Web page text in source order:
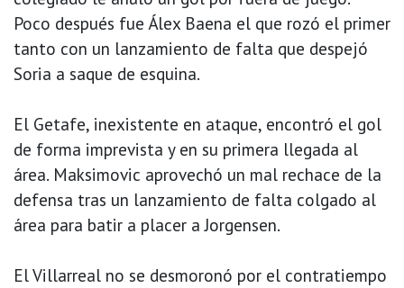
Poco después fue Álex Baena el que rozó el primer
tanto con un lanzamiento de falta que despejó
Soria a saque de esquina.
El Getafe, inexistente en ataque, encontró el gol
de forma imprevista y en su primera llegada al
área. Maksimovic aprovechó un mal rechace de la
defensa tras un lanzamiento de falta colgado al
área para batir a placer a Jorgensen.
El Villarreal no se desmoronó por el contratiempo